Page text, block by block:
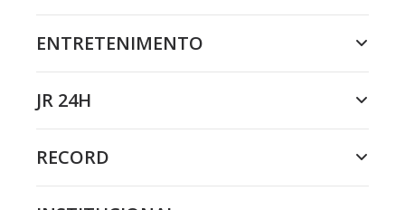
ENTRETENIMENTO
JR 24H
RECORD